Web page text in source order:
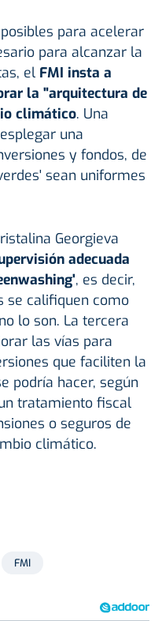
para acelerar
para alcanzar la
el FMI insta a
la "arquitectura de
climático. Una
una
y fondos, de
sean uniformes
Georgieva
adecuada
, es decir,
se califiquen como
lo son. La tercera
las vías para
que faciliten la
podría hacer, según
tratamiento fiscal
o seguros de
climático.
FMI